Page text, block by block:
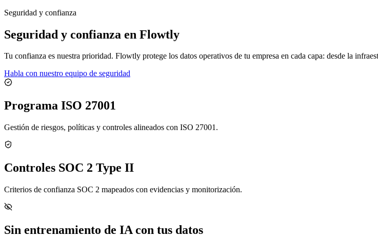
Seguridad y confianza
Seguridad y confianza en Flowtly
Tu confianza es nuestra prioridad. Flowtly protege los datos operativos de tu empresa en cada capa: desde la
Habla con nuestro equipo de seguridad
Programa ISO 27001
Gestión de riesgos, políticas y controles alineados con ISO 27001.
Controles SOC 2 Type II
Criterios de confianza SOC 2 mapeados con evidencias y monitorización.
Sin entrenamiento de IA con tus datos